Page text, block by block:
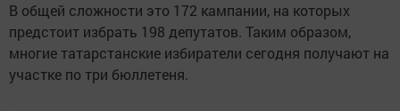
В общей сложности это 172 кампании, на которых
предстоит избрать 198 депутатов. Таким образом,
многие татарстанские избиратели сегодня получают на
участке по три бюллетеня.